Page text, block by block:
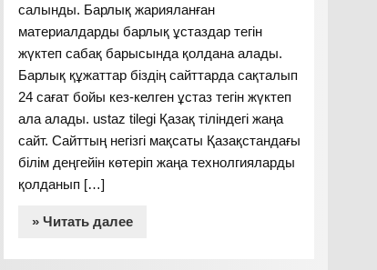
салынды. Барлық жарияланған
материалдарды барлық ұстаздар тегін
жүктеп сабақ барысында қолдана алады.
Барлық құжаттар біздің сайттарда сақталып
24 сағат бойы кез-келген ұстаз тегін жүктеп
ала алады. ustaz tilegi Қазақ тіліндегі жаңа
сайт. Сайттың негізгі мақсаты Қазақстандағы
білім деңгейін көтеріп жаңа технолгияларды
қолданып […]
» Читать далее